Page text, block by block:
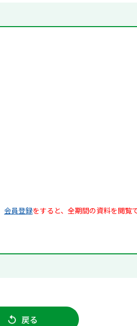
会員登録をすると、全期間の資料を閲覧
戻る